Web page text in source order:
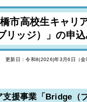
市高校生キャリ
リッジ）」の申
更新日：令和8(2026)年3月6日（金
支援事業「Bridge（